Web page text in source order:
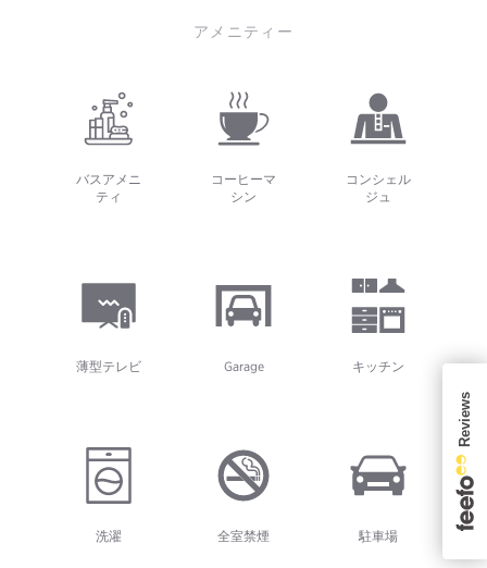
アメニティー
バスアメニ
ティ
コーヒーマ
シン
コンシェル
ジュ
薄型テレビ Garage キッチン
洗濯 全室禁煙 駐車場